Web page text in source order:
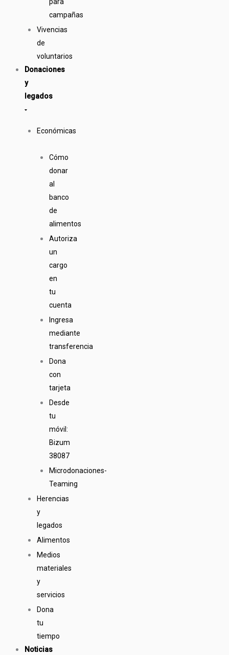
campañas
Vivencias
de
voluntarios
Donaciones
y
legados
Económicas
Cómo
donar
al
banco
de
alimentos
Autoriza
un
cargo
en
tu
cuenta
Ingresa
mediante
transferencia
Dona
con
tarjeta
Desde
tu
móvil:
Bizum
38087
Microdonaciones-
Teaming
Herencias
y
legados
Alimentos
Medios
materiales
y
servicios
Dona
tu
tiempo
Noticias